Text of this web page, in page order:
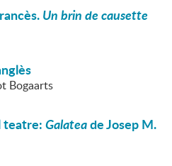
Un brin de causette
Bogaarts
teatre:Galateade Josep M.